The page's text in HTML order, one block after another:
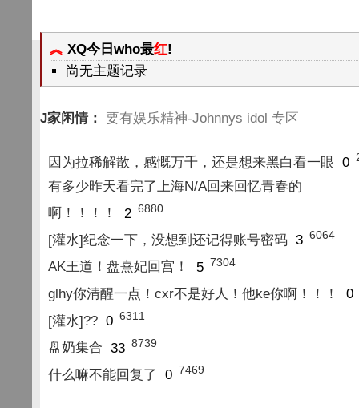
︽ XQ今日who最红!
尚无主题记录
J家闲情： 要有娱乐精神-Johnnys idol 专区
因为拉稀解散，感慨万千，还是想来黑白看一眼 0
有多少昨天看完了上海N/A回来回忆青春的
啊！！！！
2 6880
[灌水]纪念一下，没想到还记得账号密码 3 6064
AK王道！盘熹妃回宫！ 5 7304
glhy你清醒一点！cxr不是好人！他ke你啊！！！
0
[灌水]?? 0 6311
盘奶集合 33 8739
什么嘛不能回复了 0 7469